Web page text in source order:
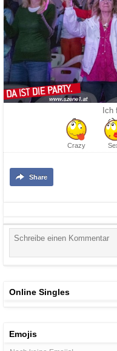
Ich
Crazy
Share
Online Singles
Emojis